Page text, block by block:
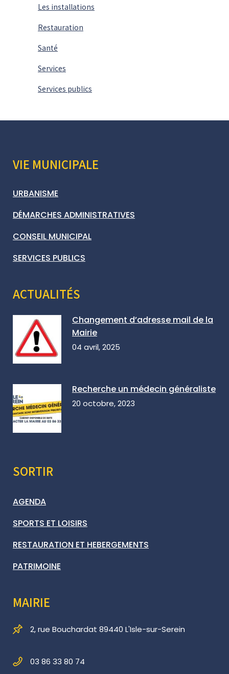
Les installations
Restauration
Santé
Services
Services publics
VIE MUNICIPALE
URBANISME
DÉMARCHES ADMINISTRATIVES
CONSEIL MUNICIPAL
SERVICES PUBLICS
ACTUALITÉS
Changement d’adresse mail de la
Mairie
04 avril, 2025
Recherche un médecin généraliste
20 octobre, 2023
SORTIR
AGENDA
SPORTS ET LOISIRS
RESTAURATION ET HEBERGEMENTS
PATRIMOINE
MAIRIE
2, rue Bouchardat 89440 L'Isle-sur-Serein
03 86 33 80 74